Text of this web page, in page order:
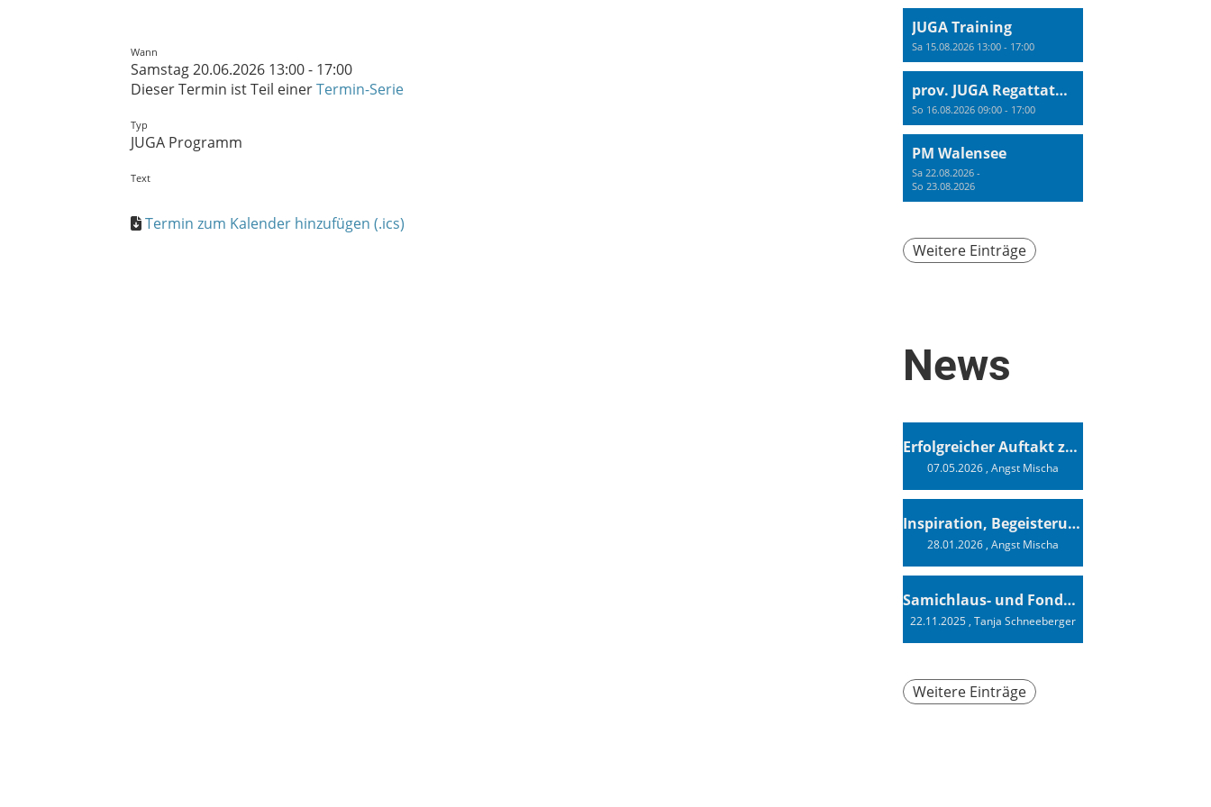
Wann
Samstag 20.06.2026 13:00 - 17:00
Dieser Termin ist Teil einerTermin-Serie
Typ
JUGA Programm
Text
Termin zum Kalender hinzufügen (.ics)
JUGA Training
Sa 15.08.2026 13:00 - 17:00
prov. JUGA Regattatraining
So 16.08.2026 09:00 - 17:00
PM Walensee
Sa 22.08.2026 -
So 23.08.2026
Weitere Einträge
News
Erfolgreicher Auftakt zur Swiss Sailing Challenge League 2026
07.05.2026, Angst Mischa
Inspiration, Begeisterung - Ein Vortrag von Vendée-Globe-Finisher Oliver Heer
28.01.2026, Angst Mischa
Samichlaus- und Fonduabend
22.11.2025, Tanja Schneeberger
Weitere Einträge